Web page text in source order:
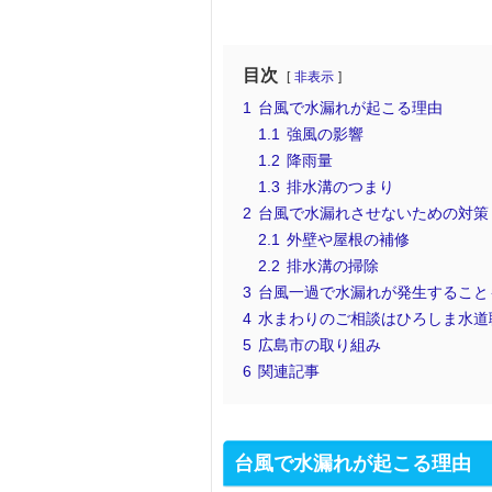
目次 非表示
1 台風で水漏れが起こる理由
1.1 強風の影響
1.2 降雨量
1.3 排水溝のつまり
2 台風で水漏れさせないための対策
2.1 外壁や屋根の補修
2.2 排水溝の掃除
3 台風一過で水漏れが発生すること
4 水まわりのご相談はひろしま水道
5 広島市の取り組み
6 関連記事
台風で水漏れが起こる理由